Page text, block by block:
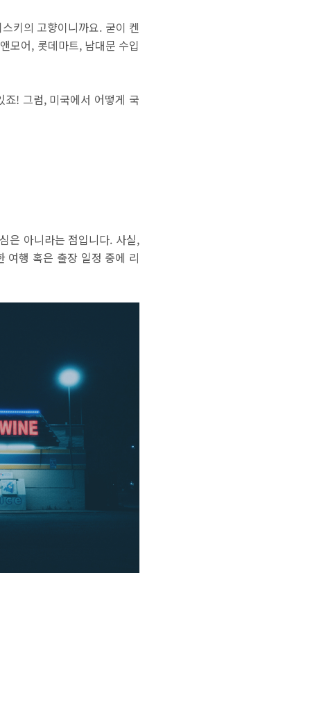
키의 고향이니까요. 굳이 켄
모어, 롯데마트, 남대문 수입
죠! 그럼, 미국에서 어떻게 국
은 아니라는 점입니다. 사실,
여행 혹은 출장 일정 중에 리